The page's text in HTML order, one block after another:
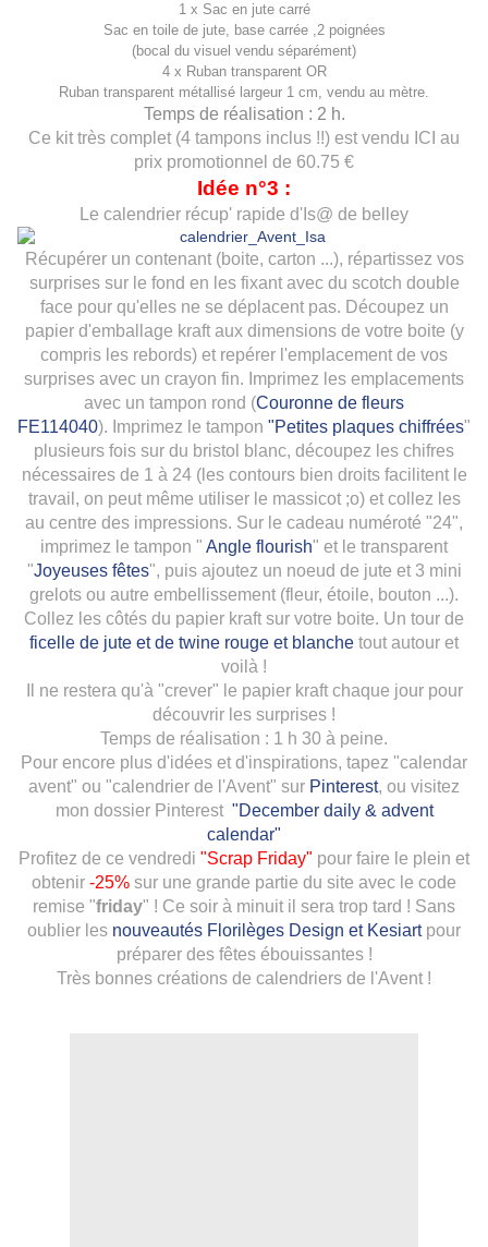
1 x Sac en jute carré
Sac en toile de jute, base carrée ,2 poignées
(bocal du visuel vendu séparément)
4 x Ruban transparent OR
Ruban transparent métallisé largeur 1 cm, vendu au mètre.
Temps de réalisation : 2 h.
Ce kit très complet (4 tampons inclus !!) est vendu ICI au
prix promotionnel de 60.75 €
Idée n°3 :
Le calendrier récup' rapide d'Is@ de belley
Récupérer un contenant (boite, carton ...), répartissez vos
surprises sur le fond en les fixant avec du scotch double
face pour qu'elles ne se déplacent pas. Découpez un
papier d'emballage kraft aux dimensions de votre boite (y
compris les rebords) et repérer l'emplacement de vos
surprises avec un crayon fin. Imprimez les emplacements
avec un tampon rond (Couronne de fleurs
FE114040). Imprimez le tampon "Petites plaques chiffrées"
plusieurs fois sur du bristol blanc, découpez les chifres
nécessaires de 1 à 24 (les contours bien droits facilitent le
travail, on peut même utiliser le massicot ;o) et collez les
au centre des impressions. Sur le cadeau numéroté "24",
imprimez le tampon " Angle flourish" et le transparent
"Joyeuses fêtes", puis ajoutez un noeud de jute et 3 mini
grelots ou autre embellissement (fleur, étoile, bouton ...).
Collez les côtés du papier kraft sur votre boite. Un tour de
ficelle de jute et de twine rouge et blanche tout autour et
voilà !
Il ne restera qu'à "crever" le papier kraft chaque jour pour
découvrir les surprises !
Temps de réalisation : 1 h 30 à peine.
Pour encore plus d'idées et d'inspirations, tapez "calendar
avent" ou "calendrier de l'Avent" sur Pinterest, ou visitez
mon dossier Pinterest "December daily & advent
calendar"
Profitez de ce vendredi "Scrap Friday" pour faire le plein et
obtenir -25% sur une grande partie du site avec le code
remise "friday" ! Ce soir à minuit il sera trop tard ! Sans
oublier les nouveautés Florilèges Design et Kesiartpour
préparer des fêtes ébouissantes !
Très bonnes créations de calendriers de l'Avent !